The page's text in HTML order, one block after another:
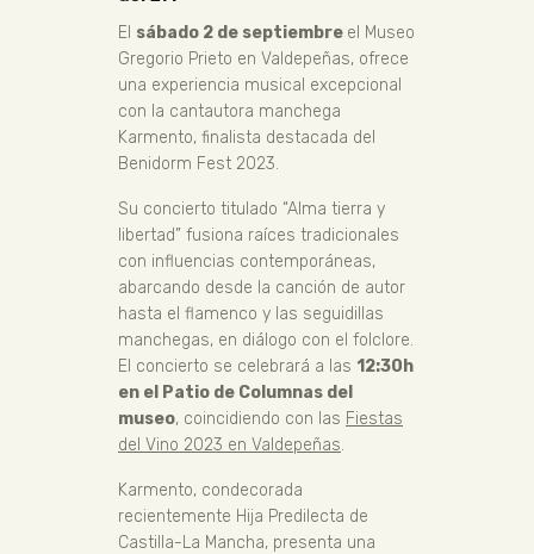
El sábado 2 de septiembre el Museo
Gregorio Prieto en Valdepeñas, ofrece
una experiencia musical excepcional
con la cantautora manchega
Karmento, finalista destacada del
Benidorm Fest 2023.
Su concierto titulado “Alma tierra y
libertad” fusiona raíces tradicionales
con influencias contemporáneas,
abarcando desde la canción de autor
hasta el flamenco y las seguidillas
manchegas, en diálogo con el folclore.
El concierto se celebrará a las 12:30h
en el Patio de Columnas del
museo, coincidiendo con las Fiestas
del Vino 2023 en Valdepeñas.
Karmento, condecorada
recientemente Hija Predilecta de
Castilla-La Mancha, presenta una